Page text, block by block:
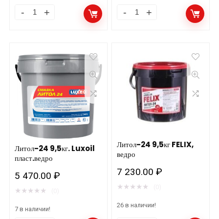
Литол-24
уп)
Роснефть
количество
Литол-24
пласт.ведро
количество
Литол-24 9,5кг. Luxoil
пласт.ведро
5 470.00₽
★ ★ ★ ★ ★
7 в наличии!
Литол-24 9,5кг FELIX,
ведро
7 230.00₽
★ ★ ★ ★ ★
26 в наличии!